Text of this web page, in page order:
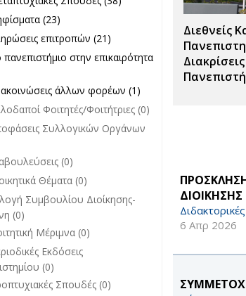
Διεθνείς
ΔΙΟΙΚΗΣΗΣ
6 Απρ 2026
Μεταπτυχιακές
Ψηφίσματα filter
(23)
Κληρώσεις επιτροπών filter
επιτροπών (21)
επιτροπών
Το πανεπιστήμιο στην
filter
πανεπιστήμιο στην επικαιρότητα
filter
Ανακοινώσεις άλλων φορέων
άλλων φορέων (1)
άλλων
φορέων filter
Φοιτητές/Φοιτήτριες (0)
Συλλογικών Οργάνων
(0)
Θέματα (0)
Συμβουλίου Διοίκησης-
(0)
Μέριμνα (0)
Εκδόσεις
(0)
Σπουδές (0)